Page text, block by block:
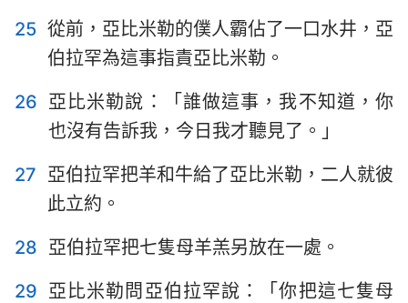
25 從前，亞比米勒的僕人霸佔了一口水井，亞
伯拉罕為這事指責亞比米勒。
26 亞比米勒說：「誰做這事，我不知道，你
也沒有告訴我，今日我才聽見了。」
27 亞伯拉罕把羊和牛給了亞比米勒，二人就彼
此立約。
28 亞伯拉罕把七隻母羊羔另放在一處。
29 亞比米勒問亞伯拉罕說：「你把這七隻母